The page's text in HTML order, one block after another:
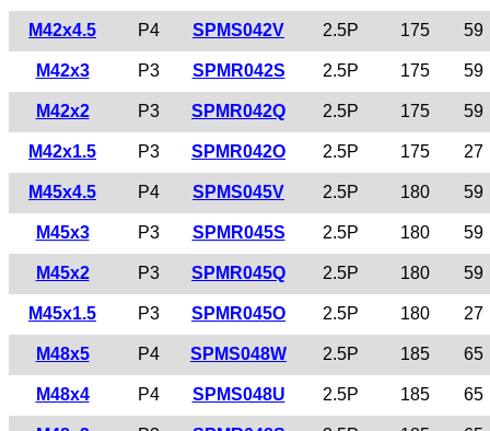
M42x4.5 P4 SPMS042V 2.5P 175 59
M42x3 P3 SPMR042S 2.5P 175 59
M42x2 P3 SPMR042Q 2.5P 175 59
M42x1.5 P3 SPMR042O 2.5P 175 27
M45x4.5 P4 SPMS045V 2.5P 180 59
M45x3 P3 SPMR045S 2.5P 180 59
M45x2 P3 SPMR045Q 2.5P 180 59
M45x1.5 P3 SPMR045O 2.5P 180 27
M48x5 P4 SPMS048W 2.5P 185 65
M48x4 P4 SPMS048U 2.5P 185 65